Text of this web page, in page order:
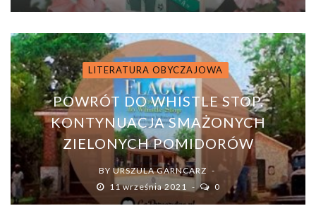
LITERATURA OBYCZAJOWA
POWRÓT DO WHISTLE STOP.
KONTYNUACJA SMAŻONYCH
ZIELONYCH POMIDORÓW
BY URSZULA GARNCARZ
11 września 2021
0